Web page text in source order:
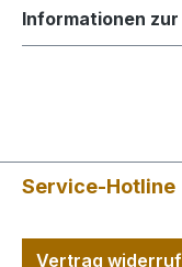
Informationen
Service-Hotline
Vertrag